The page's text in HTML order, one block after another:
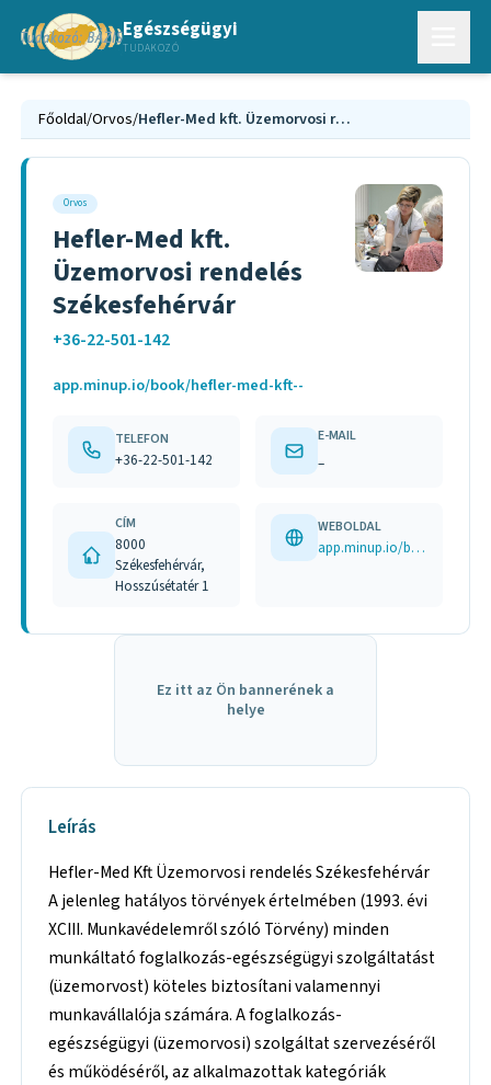
Egészségügyi
TUDAKOZÓ
Főoldal/Orvos/ Hefler-Med kft. Üzemorvosi rendelés Székesfehérvár
Orvos
Hefler-Med kft.
Üzemorvosi rendelés
Székesfehérvár
+36-22-501-142
app.minup.io/book/hefler-med-kft--
TELEFON
+36-22-501-142
E-MAIL
–
CÍM
8000
Székesfehérvár,
Hosszúsétatér 1
WEBOLDAL
app.minup.io/book/hefler-med-kft--
Ez itt az Ön bannerének a
helye
Leírás
Hefler-Med Kft Üzemorvosi rendelés Székesfehérvár
A jelenleg hatályos törvények értelmében (1993. évi
XCIII. Munkavédelemről szóló Törvény) minden
munkáltató foglalkozás-egészségügyi szolgáltatást
(üzemorvost) köteles biztosítani valamennyi
munkavállalója számára. A foglalkozás-
egészségügyi (üzemorvosi) szolgáltat szervezéséről
és működéséről, az alkalmazottak kategóriák